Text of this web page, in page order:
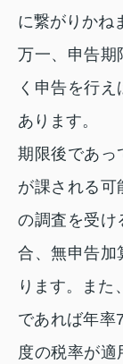
に繋がりかね
万一、申告期
く申告を行
あります。
期限後であっ
が課される可
の調査を受け
合、無申告加
ります。また
であれば年率
度の税率が